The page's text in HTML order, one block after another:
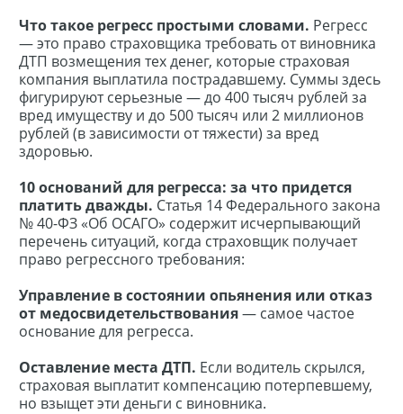
Что такое регресс простыми словами. Регресс
— это право страховщика требовать от виновника
ДТП возмещения тех денег, которые страховая
компания выплатила пострадавшему. Суммы здесь
фигурируют серьезные — до 400 тысяч рублей за
вред имуществу и до 500 тысяч или 2 миллионов
рублей (в зависимости от тяжести) за вред
здоровью.
10 оснований для регресса: за что придется
платить дважды. Статья 14 Федерального закона
№ 40-ФЗ «Об ОСАГО» содержит исчерпывающий
перечень ситуаций, когда страховщик получает
право регрессного требования:
Управление в состоянии опьянения или отказ
от медосвидетельствования— самое частое
основание для регресса.
Оставление места ДТП. Если водитель скрылся,
страховая выплатит компенсацию потерпевшему,
но взыщет эти деньги с виновника.